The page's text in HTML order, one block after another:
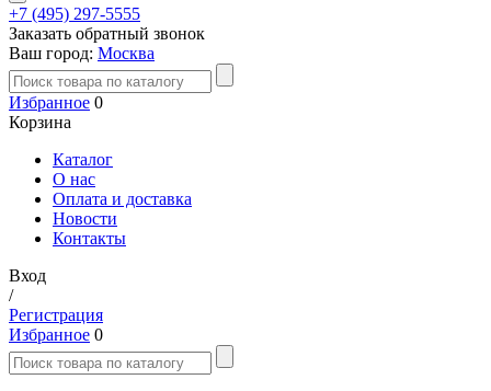
+7 (495) 297-5555
Заказать обратный звонок
Ваш город: Москва
Избранное 0
Корзина
Каталог
О нас
Оплата и доставка
Новости
Контакты
Вход
/
Регистрация
Избранное 0